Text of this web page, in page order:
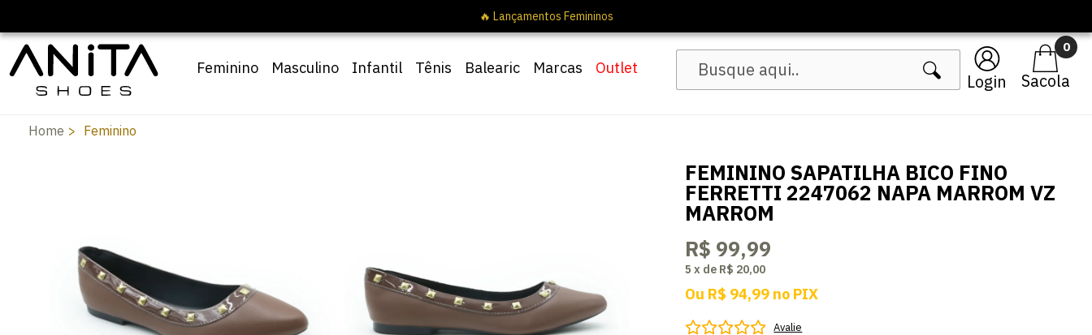
Login
0
Feminino Masculino Infantil Tênis Balearic Marcas Outlet
Home Feminino
FEMININO SAPATILHA BICO FINO
FERRETTI 2247062 NAPA MARROM VZ
MARROM
R$ 99,99
5 x de R$ 20,00
Ou R$ 94,99 no PIX
Avalie